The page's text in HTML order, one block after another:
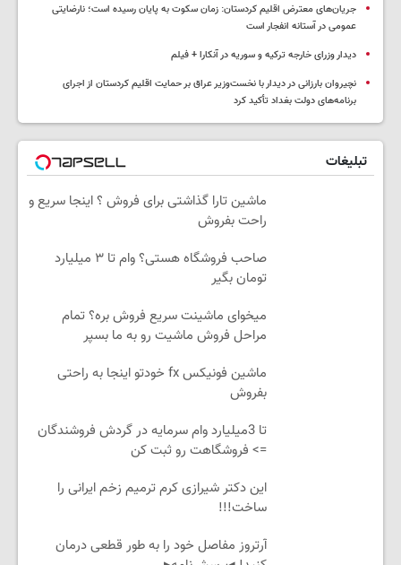
جریان‌های معترض اقلیم کردستان: زمان سکوت به پایان رسیده است؛ نارضایتی
عمومی در آستانه انفجار است
دیدار وزرای خارجه ترکیه و سوریه در آنکارا + فیلم
نچیروان بارزانی در دیدار با نخست‌وزیر عراق بر حمایت اقلیم کردستان از اجرای
برنامه‌های دولت بغداد تأکید کرد
تبلیغات
ماشین تارا گذاشتی برای فروش ؟ اینجا سریع و
راحت بفروش
صاحب فروشگاه هستی؟ وام تا ۳ میلیارد
تومان بگیر
میخوای ماشینت سریع فروش بره؟ تمام
مراحل فروش ماشیت رو به ما بسپر
ماشین فونیکس fx خودتو اینجا به راحتی
بفروش
تا 3میلیارد وام سرمایه در گردش فروشندگان
=> فروشگاهت رو ثبت کن
این دکتر شیرازی کرم ترمیم زخم ایرانی را
ساخت!!!
آرتروز مفاصل خود را به طور قطعی درمان